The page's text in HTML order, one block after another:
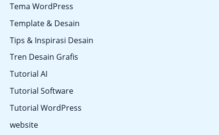
Tema WordPress
Template & Desain
Tips & Inspirasi Desain
Tren Desain Grafis
Tutorial AI
Tutorial Software
Tutorial WordPress
website